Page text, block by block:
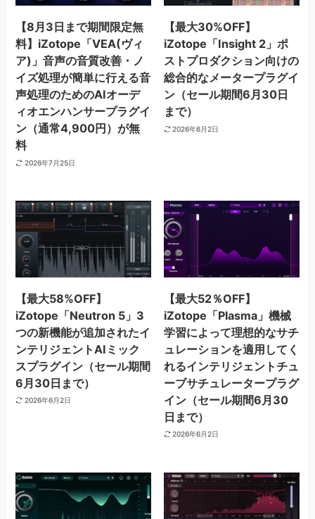
【8月3日まで期間限定無
料】iZotope「VEA(ヴィ
ア)」音声の音質改善・ノ
イズ処理が簡単に行える音
声処理のためのAIオーデ
ィオエンハンサープラグイ
ン（通常4,900円）が無
料
2026年7月25日
【最大30%OFF】
iZotope「Insight 2」ポ
ストプロダクション向けの
総合的なメータープラグイ
ン（セール期間6月30日
まで）
2026年6月2日
【最大58%OFF】
iZotope「Neutron 5」3
つの新機能が追加されたイ
ンテリジェントAIミック
スプラグイン（セール期間
6月30日まで）
2026年6月2日
【最大52％OFF】
iZotope「Plasma」機械
学習によって理想的なサチ
ュレーションを適用してく
れるインテリジェントチュ
ーブサチュレータープラグ
イン（セール期間6月30
日まで）
2026年6月2日